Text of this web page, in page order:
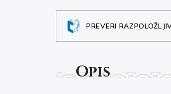
PREVERI
Opis